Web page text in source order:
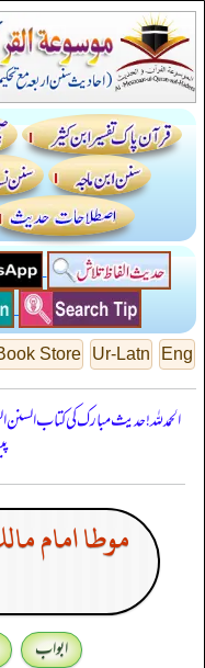
Eng
Ur-Latn
Store
الحمدللہ! حدیث مبارک کی کتاب
موطا امام
ابواب